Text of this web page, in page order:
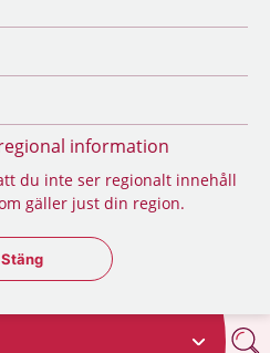
information
du inte ser regionalt innehåll
gäller just din region.
Stäng regionsväljaren
Stäng